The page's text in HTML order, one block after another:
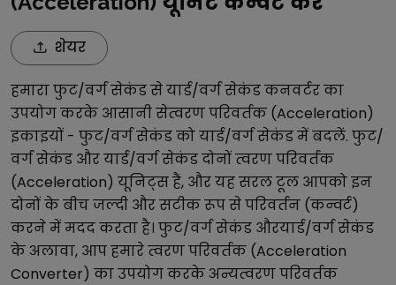
शेयर
हमाराफुट/वर्ग सेकंडसेयार्ड/वर्ग सेकंडकनवर्टर का
उपयोग करके आसानी सेत्वरण परिवर्तक (Acceleration)
इकाइयों - फुट/वर्ग सेकंडकोयार्ड/वर्ग सेकंडमें बदलें. फुट/
वर्ग सेकंड औरयार्ड/वर्ग सेकंडदोनोंत्वरण परिवर्तक
(Acceleration) यूनिट्स हैं, और यह सरल टूल आपको इन
दोनों के बीच जल्दी और सटीक रूप से परिवर्तन (कन्वर्ट)
करने में मदद करता है। फुट/वर्ग सेकंड औरयार्ड/वर्ग सेकंड
के अलावा, आप हमारेत्वरण परिवर्तक (Acceleration
Converter) का उपयोग करके अन्यत्वरण परिवर्तक